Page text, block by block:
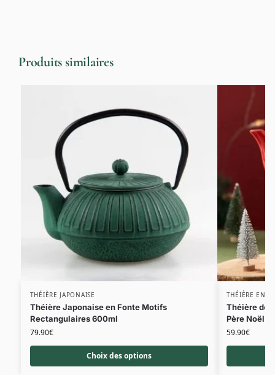
Produits similaires
THÉIÈRE JAPONAISE
Théière Japonaise en Fonte Motifs
Rectangulaires 600ml
79.90€
Choix des options
THÉIÈRE EN
Théière de
Père Noël
59.90€